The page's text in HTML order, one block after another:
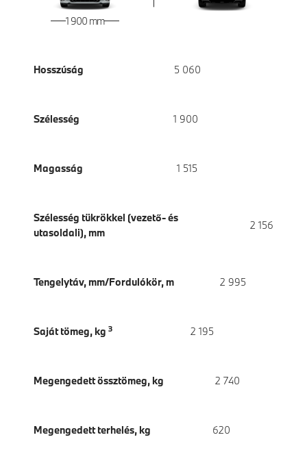
1 900 mm
Hosszúság 5 060
Szélesség 1 900
Magasság 1 515
Szélesség tükrökkel (vezető- és
utasoldali), mm
2 156
Tengelytáv, mm/Fordulókör, m 2 995
Saját tömeg, kg 3 2 195
Megengedett össztömeg, kg 2 740
Megengedett terhelés, kg 620